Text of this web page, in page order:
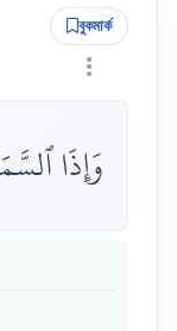
বুকমার্ক
وَإِذَا